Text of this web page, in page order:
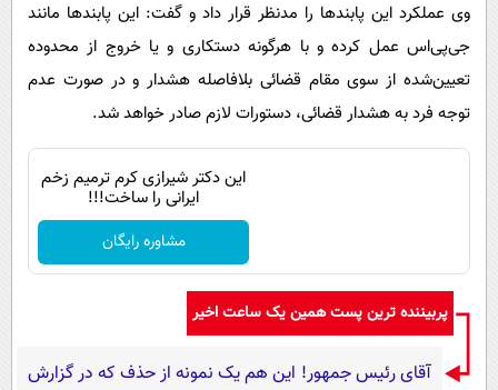
وی عملکرد این پابندها را مدنظر قرار داد و گفت: این پابندها مانند
جی‌پی‌اس عمل کرده و با هرگونه دستکاری و یا خروج از محدوده
تعیین‌شده از سوی مقام قضائی بلافاصله هشدار و در صورت عدم
توجه فرد به هشدار قضائی، دستورات لازم صادر خواهد شد.
این دکتر شیرازی کرم ترمیم زخم
ایرانی را ساخت!!!
مشاوره رایگان
پربیننده ترین پست همین یک ساعت اخیر
آقای رئیس جمهور! این هم یک نمونه از حذف که در گزارش